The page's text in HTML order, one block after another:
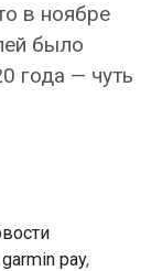
в ноябре
было
года — чуть
garmin pay,